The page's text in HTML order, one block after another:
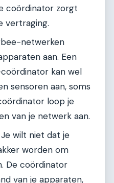
coördinator zorgt
vertraging.
netwerken
aan. Een
kan wel
sensoren aan, soms
loop je
van je netwerk aan.
Je wilt niet dat je
worden om
De coördinator
van je apparaten,